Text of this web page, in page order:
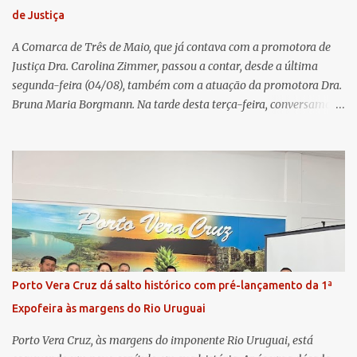
Núcleo, o presidente da Sicredi União RS/ES, Sidnei Strejevitch, fez
um balanço das principais real...
de Justiça
A Comarca de Três de Maio, que já contava com a promotora de
Justiça Dra. Carolina Zimmer, passou a contar, desde a última
segunda-feira (04/08), também com a atuação da promotora Dra.
Bruna Maria Borgmann. Na tarde desta terça-feira, conversamos
pelo Ministério Público e destacou a importância da instituição
para a comunidade, bem como a relevância da chegada da nova
colega, que contribuirá no andamento dos processos. A Dra. Bruna,
por sua vez, se apresentou à comunidade. Ela atuou por 12 anos na
Comarca de Horizontina e foi promovida para Três de Maio, onde
já esteve em outras ocasiões substituindo a Dra. Carolina durante
períodos de férias. A nova promotora ressaltou o volume de
processos da comarca e a importância do trabalho conjunto,
permitindo a divisão de atividades e maior agilidade no
atendimento às demandas. A Comarca de Três de Maio abrang...
Porto Vera Cruz dá salto histórico com pré-lançamento da 1ª
Expofeira às margens do Rio Uruguai
Porto Vera Cruz, às margens do imponente Rio Uruguai, está